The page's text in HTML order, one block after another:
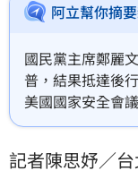
阿立幫你摘
國民黨主席鄭麗
普，結果抵達後
美國國家安全會
此，國民黨稱是
揚言，如果鄭麗
記者陳思妤／